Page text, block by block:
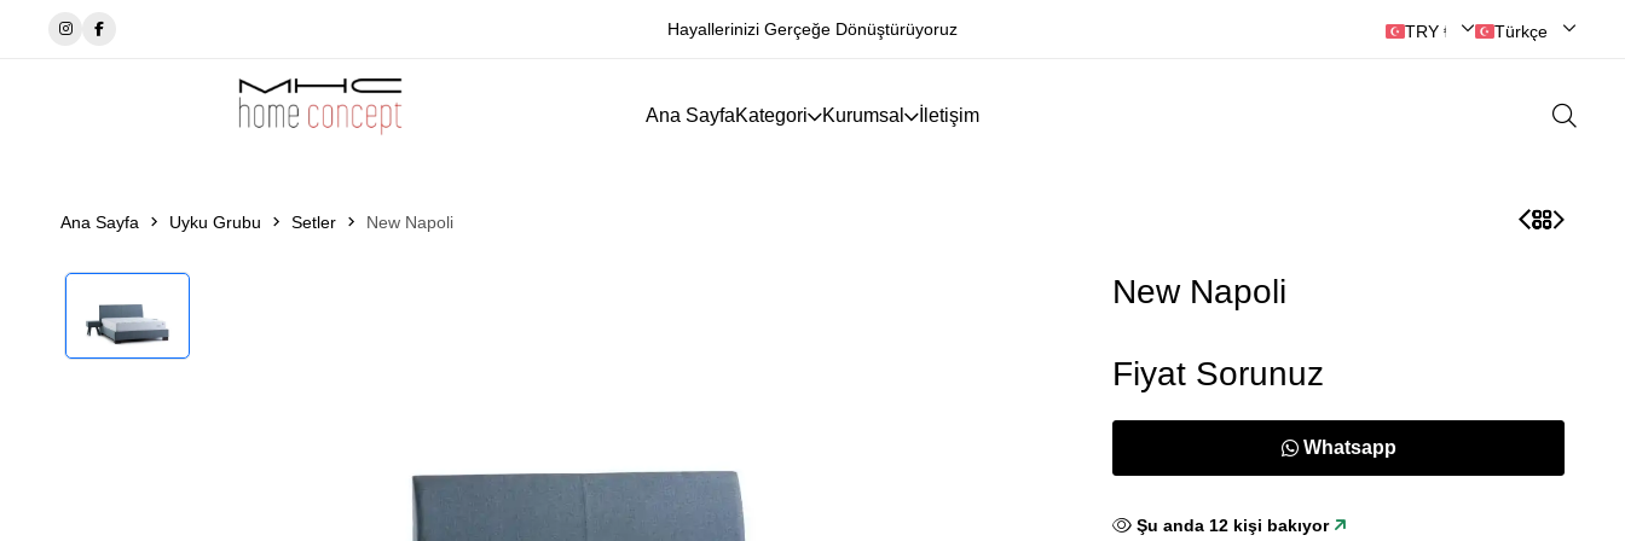
Hayallerinizi Gerçeğe Dönüştürüyoruz TRY ₺ | Türk Lirası
Türkçe
Ana SayfaKategori Kurumsal İletişim
Ana Sayfa Uyku Grubu Setler New Napoli
New Napoli
Fiyat Sorunuz
Whatsapp
Şu anda 12 kişi bakıyor